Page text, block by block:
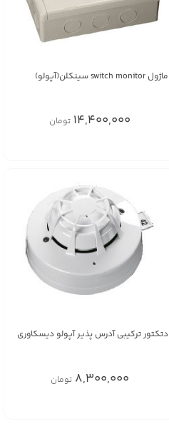
ماژول switch monitor سینکلن(آپولو)
14,400,000 تومان
دتکتور ترکیبی آدرس پذیر آپولو دیسکاوری
8,300,000 تومان